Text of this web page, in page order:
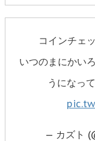
コインチェ
いつのまにかい
うになっ
— カズト